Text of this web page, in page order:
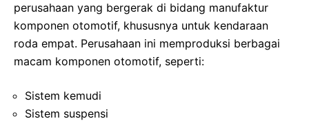
perusahaan yang bergerak di bidang manufaktur
komponen otomotif, khususnya untuk kendaraan
roda empat. Perusahaan ini memproduksi berbagai
macam komponen otomotif, seperti:
Sistem kemudi
Sistem suspensi